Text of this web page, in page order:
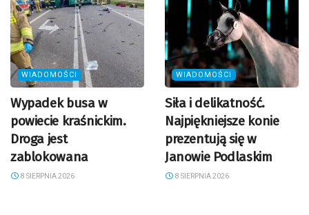
WIADOMOŚCI
Wypadek busa w
powiecie kraśnickim.
Droga jest
zablokowana
8 SIERPNIA 2026
WIADOMOŚCI
Siła i delikatność.
Najpiękniejsze konie
prezentują się w
Janowie Podlaskim
8 SIERPNIA 2026